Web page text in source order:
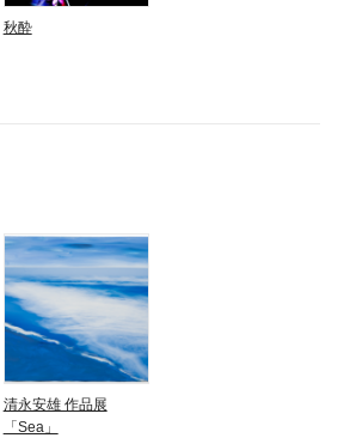
秋酔
清永安雄 作品展
「Sea」